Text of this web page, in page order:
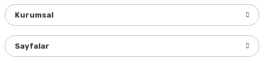
Ürün bilgilerinde hatalar bulunuyor.
Bu ürüne benzer farklı alternatifler olmalı.
Kurumsal
Sayfalar